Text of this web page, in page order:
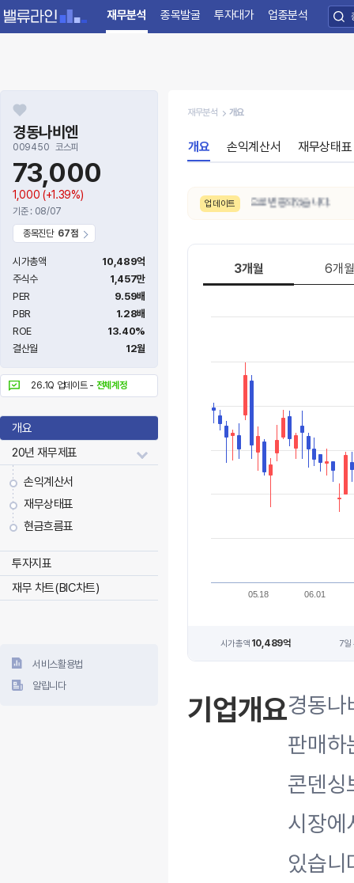
재무분석 종목발굴 투자대가 업종분석
경동나비엔
009450 코스피
73,000
1,000 (+1.39%)
기준 : 08/07
종목진단 67점
시가총액
10,489억
주식수
1,457만
PER
9.59배
PBR
1.28배
ROE
13.40%
결산월
12월
26.1Q 업데이트 - 전체계정
개요
20년 재무제표
손익계산서
재무상태표
현금흐름표
투자지표
재무 차트(BIC차트)
서비스활용법
알립니다
재무분석 개요
개요 손익계산서 재무상태표
업데이트
8/7. 밸류에이션이 저평가 → 적정가 구간으로 변동되었습니다.
3개월 6개월
05.18 06.01
시가총액 10,489억 7일
기업개요경동나
판매하
콘덴싱
시장에
있습